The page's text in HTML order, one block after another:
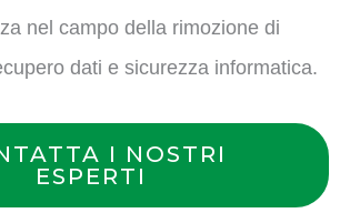
nel campo della rimozione di
dati e sicurezza informatica.
I NOSTRI
ESPERTI